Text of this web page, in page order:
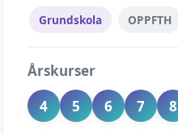
Grundskola OPPFTH
Årskurser
4
5 6 7 8